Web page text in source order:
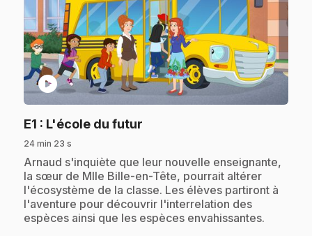
play_circle
E1 : L'école du futur
24 min 23 s
.Arnaud s'inquiète que leur nouvelle enseignante,
la sœur de Mlle Bille-en-Tête, pourrait altérer
l'écosystème de la classe. Les élèves partiront à
l'aventure pour découvrir l'interrelation des
espèces ainsi que les espèces envahissantes.